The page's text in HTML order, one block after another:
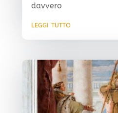
davvero
leggi tutto